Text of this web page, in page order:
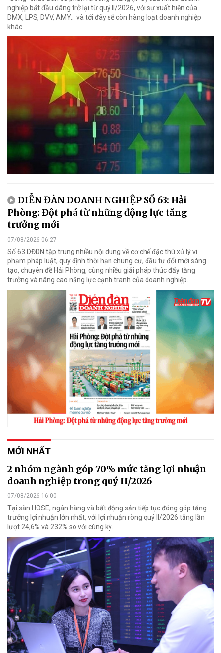
nghiệp bắt đầu dâng trở lại từ quý II/2026, với sự xuất hiện của
DMX, LPS, DVV, AMY... và tới đây sẽ còn hàng loạt doanh nghiệp
khác.
DIỄN ĐÀN DOANH NGHIỆP SỐ 63: Hải
Phòng: Đột phá từ những động lực tăng
trưởng mới
07/08/2026 06:27
Số 63 DĐDN tập trung nhiều nội dung về cơ chế đặc thù xử lý vi
phạm pháp luật, quy định thời hạn chung cư, đầu tư đổi mới sáng
tạo, chuyên đề Hải Phòng, cùng nhiều giải pháp thúc đẩy tăng
trưởng và nâng cao năng lực cạnh tranh của doanh nghiệp.
MỚI NHẤT
2 nhóm ngành góp 70% mức tăng lợi nhuận
doanh nghiệp trong quý II/2026
07/08/2026 16:00
Tại sàn HOSE, ngân hàng và bất động sản tiếp tục đóng góp tăng
trưởng lợi nhuận lớn nhất, với lợi nhuận ròng quý II/2026 tăng lần
lượt 24,6% và 232% so với cùng kỳ.